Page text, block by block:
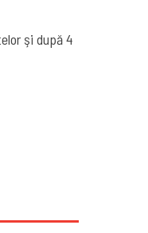
şi după 4